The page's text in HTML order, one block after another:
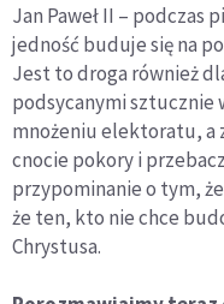
Jan Paweł II – podczas
jedność buduje się na
Jest to droga również
podsycanymi sztucznie
mnożeniu elektoratu, a
cnocie pokory i
przypominanie o tym,
że ten, kto nie chce
Chrystusa.